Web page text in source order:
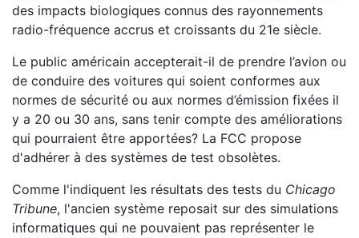
des impacts biologiques connus des rayonnements
radio-fréquence accrus et croissants du 21e siècle.
Le public américain accepterait-il de prendre l’avion ou
de conduire des voitures qui soient conformes aux
normes de sécurité ou aux normes d’émission fixées il
y a 20 ou 30 ans, sans tenir compte des améliorations
qui pourraient être apportées? La FCC propose
d'adhérer à des systèmes de test obsolètes.
Comme l'indiquent les résultats des tests du Chicago
Tribune, l'ancien système reposait sur des simulations
informatiques qui ne pouvaient pas représenter le